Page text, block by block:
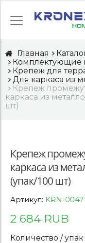
Главная
Комплектующие
Крепеж для
Для каркаса из
Крепеж
каркаса из
шт)
Крепеж
каркаса из
(упак/100 шт)
Артикул: KRN-0047
2 684 RUB
Количество / упак